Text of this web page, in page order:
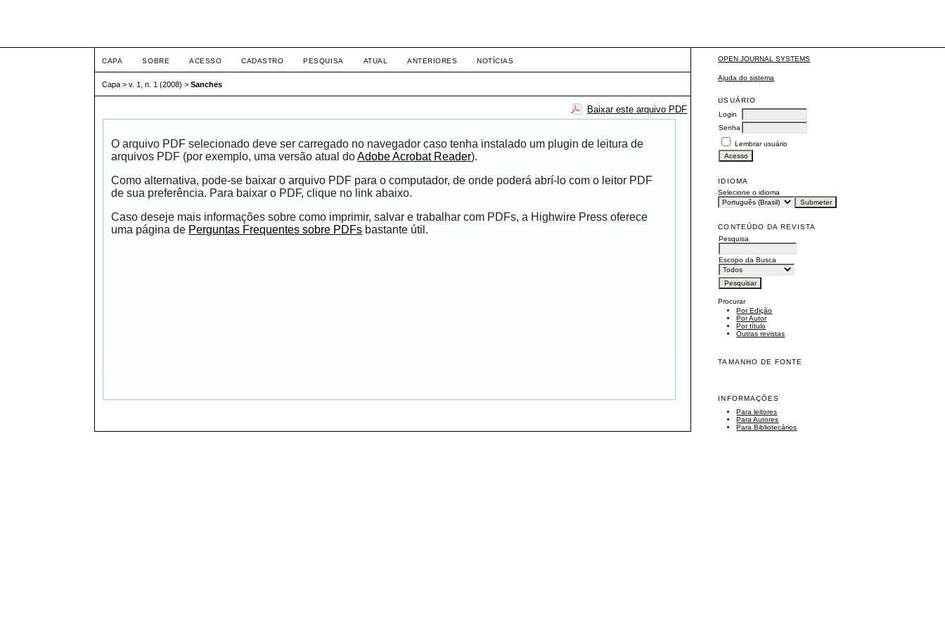
OPEN JOURNAL SYSTEMS
Ajuda do sistema
USUÁRIO
Login
Senha
Lembrar usuário
IDIOMA
Selecione o idioma
CONTEÚDO DA REVISTA
Pesquisa
Escopo da Busca
Procurar
Por Edição
Por Autor
Por título
Outras revistas
TAMANHO DE FONTE
INFORMAÇÕES
Para leitores
Para Autores
Para Bibliotecários
CAPA SOBRE ACESSO CADASTRO PESQUISA ATUAL ANTERIORES NOTÍCIAS
Capa >v. 1, n. 1 (2008) >Sanches
Baixar este arquivo PDF
O arquivo PDF selecionado deve ser carregado no navegador caso tenha instalado um plugin de leitura de
arquivos PDF (por exemplo, uma versão atual doAdobe Acrobat Reader).
Como alternativa, pode-se baixar o arquivo PDF para o computador, de onde poderá abrí-lo com o leitor PDF
de sua preferência. Para baixar o PDF, clique no link abaixo.
Caso deseje mais informações sobre como imprimir, salvar e trabalhar com PDFs, a Highwire Press oferece
uma página de Perguntas Frequentes sobre PDFs bastante útil.